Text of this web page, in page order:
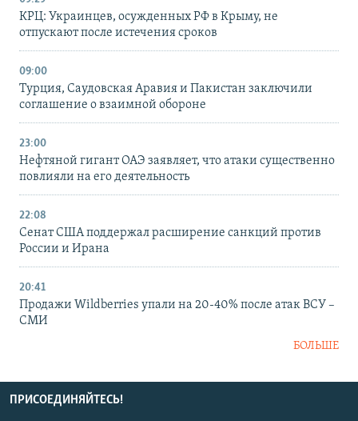
КРЦ: Украинцев, осужденных РФ в Крыму, не
отпускают после истечения сроков
09:00
Турция, Саудовская Аравия и Пакистан заключили
соглашение о взаимной обороне
23:00
Нефтяной гигант ОАЭ заявляет, что атаки существенно
повлияли на его деятельность
22:08
Сенат США поддержал расширение санкций против
России и Ирана
20:41
Продажи Wildberries упали на 20-40% после атак ВСУ –
СМИ
БОЛЬШЕ
ПРИСОЕДИНЯЙТЕСЬ!